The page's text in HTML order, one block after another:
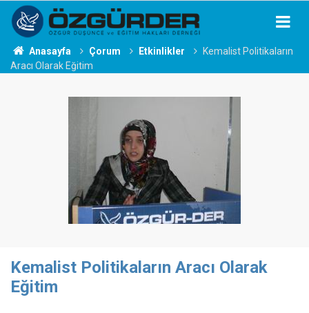
Anasayfa Çorum Etkinlikler
Kemalist Politikaların
Aracı Olarak Eğitim
Kemalist Politikaların Aracı Olarak
Eğitim